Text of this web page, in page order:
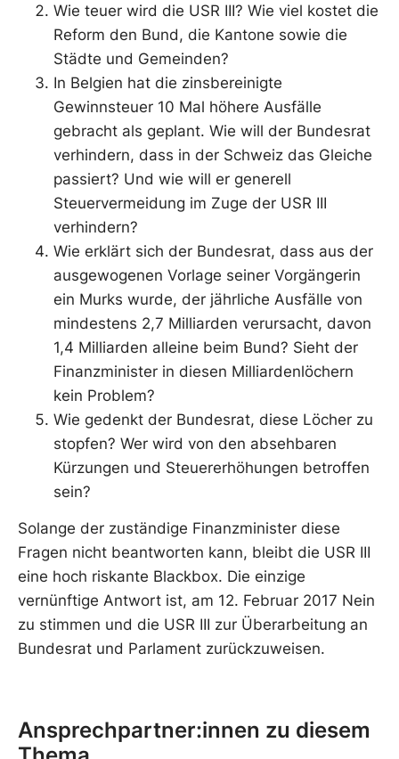
Wie teuer wird die USR III? Wie viel kostet die
Reform den Bund, die Kantone sowie die
Städte und Gemeinden?
In Belgien hat die zinsbereinigte
Gewinnsteuer 10 Mal höhere Ausfälle
gebracht als geplant. Wie will der Bundesrat
verhindern, dass in der Schweiz das Gleiche
passiert? Und wie will er generell
Steuervermeidung im Zuge der USR III
verhindern?
Wie erklärt sich der Bundesrat, dass aus der
ausgewogenen Vorlage seiner Vorgängerin
ein Murks wurde, der jährliche Ausfälle von
mindestens 2,7 Milliarden verursacht, davon
1,4 Milliarden alleine beim Bund? Sieht der
Finanzminister in diesen Milliardenlöchern
kein Problem?
Wie gedenkt der Bundesrat, diese Löcher zu
stopfen? Wer wird von den absehbaren
Kürzungen und Steuererhöhungen betroffen
sein?
Solange der zuständige Finanzminister diese
Fragen nicht beantworten kann, bleibt die USR III
eine hoch riskante Blackbox. Die einzige
vernünftige Antwort ist, am 12. Februar 2017 Nein
zu stimmen und die USR III zur Überarbeitung an
Bundesrat und Parlament zurückzuweisen.
Ansprechpartner:innen zu diesem